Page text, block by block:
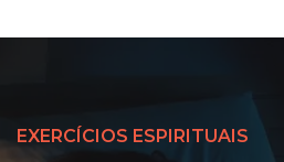
EXERCÍCIOS ESPIRITUAIS